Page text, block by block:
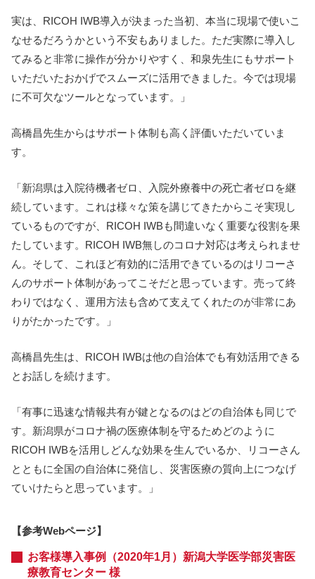
実は、RICOH IWB導入が決まった当初、本当に現場で使いこ
なせるだろうかという不安もありました。ただ実際に導入し
てみると非常に操作が分かりやすく、和泉先生にもサポート
いただいたおかげでスムーズに活用できました。今では現場
に不可欠なツールとなっています。」
高橋昌先生からはサポート体制も高く評価いただいていま
す。
「新潟県は入院待機者ゼロ、入院外療養中の死亡者ゼロを継
続しています。これは様々な策を講じてきたからこそ実現し
ているものですが、RICOH IWBも間違いなく重要な役割を果
たしています。RICOH IWB無しのコロナ対応は考えられませ
ん。そして、これほど有効的に活用できているのはリコーさ
んのサポート体制があってこそだと思っています。売って終
わりではなく、運用方法も含めて支えてくれたのが非常にあ
りがたかったです。」
高橋昌先生は、RICOH IWBは他の自治体でも有効活用できる
とお話しを続けます。
「有事に迅速な情報共有が鍵となるのはどの自治体も同じで
す。新潟県がコロナ禍の医療体制を守るためどのように
RICOH IWBを活用しどんな効果を生んでいるか、リコーさん
とともに全国の自治体に発信し、災害医療の質向上につなげ
ていけたらと思っています。」
【参考Webページ】
お客様導入事例（2020年1月）新潟大学医学部災害医
療教育センター 様